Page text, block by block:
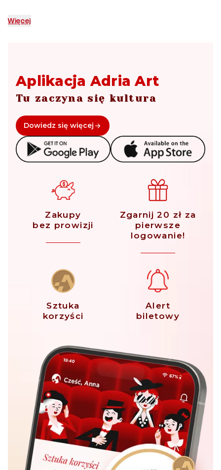
Więcej
Aplikacja Adria Art
Tu zaczyna się kultura
Dowiedz się więcej
Zakupy
bez prowizji
Zgarnij 20 zł za
pierwsze
logowanie!
Sztuka
korzyści
Alert
biletowy